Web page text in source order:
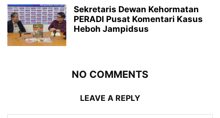
Sekretaris Dewan Kehormatan
PERADI Pusat Komentari Kasus
Heboh Jampidsus
NO COMMENTS
LEAVE A REPLY